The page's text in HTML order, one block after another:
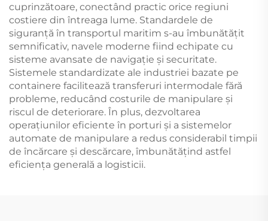
cuprinzătoare, conectând practic orice regiuni
costiere din întreaga lume. Standardele de
siguranță în transportul maritim s-au îmbunătățit
semnificativ, navele moderne fiind echipate cu
sisteme avansate de navigație și securitate.
Sistemele standardizate ale industriei bazate pe
containere facilitează transferuri intermodale fără
probleme, reducând costurile de manipulare și
riscul de deteriorare. În plus, dezvoltarea
operațiunilor eficiente în porturi și a sistemelor
automate de manipulare a redus considerabil timpii
de încărcare și descărcare, îmbunătățind astfel
eficiența generală a logisticii.